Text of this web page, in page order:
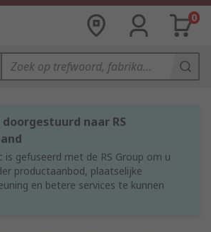
0
naar RS
is gefuseerd met de RS Group om u
productaanbod, plaatselijke
en betere services te kunnen